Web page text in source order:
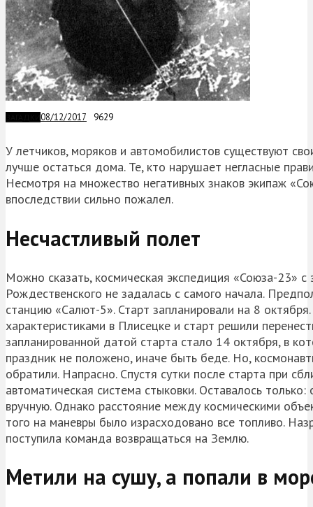
08/12/2017 9629
У летчиков, моряков и автомобилистов существуют
лучше остаться дома. Те, кто нарушает негласные
Несмотря на множество негативных знаков экипаж
впоследствии сильно пожалел.
Несчастливый полет
Можно сказать, космическая экспедиция «Союза-23»
Рождественского не задалась с самого начала.
станцию «Салют-5». Старт запланировали на 8
характеристиками в Плисецке и старт решили
запланированной датой старта стало 14 октября, в
праздник не положено, иначе быть беде. Но,
обратили. Напрасно. Спустя сутки после старта при
автоматическая система стыковки. Оставалось
вручную. Однако расстояние между космическими
того на маневры было израсходовано все топливо.
поступила команда возвращаться на Землю.
Метили на сушу, а попали в